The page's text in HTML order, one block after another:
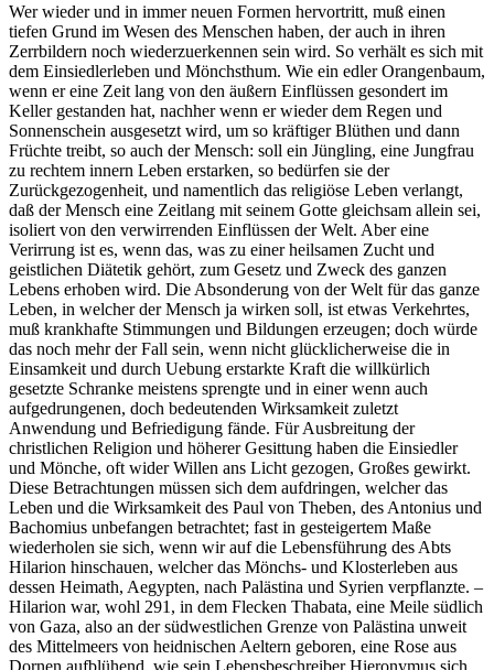
Wer wieder und in immer neuen Formen hervortritt, muß einen
tiefen Grund im Wesen des Menschen haben, der auch in ihren
Zerrbildern noch wiederzuerkennen sein wird. So verhält es sich mit
dem Einsiedlerleben und Mönchsthum. Wie ein edler Orangenbaum,
wenn er eine Zeit lang von den äußern Einflüssen gesondert im
Keller gestanden hat, nachher wenn er wieder dem Regen und
Sonnenschein ausgesetzt wird, um so kräftiger Blüthen und dann
Früchte treibt, so auch der Mensch: soll ein Jüngling, eine Jungfrau
zu rechtem innern Leben erstarken, so bedürfen sie der
Zurückgezogenheit, und namentlich das religiöse Leben verlangt,
daß der Mensch eine Zeitlang mit seinem Gotte gleichsam allein sei,
isoliert von den verwirrenden Einflüssen der Welt. Aber eine
Verirrung ist es, wenn das, was zu einer heilsamen Zucht und
geistlichen Diätetik gehört, zum Gesetz und Zweck des ganzen
Lebens erhoben wird. Die Absonderung von der Welt für das ganze
Leben, in welcher der Mensch ja wirken soll, ist etwas Verkehrtes,
muß krankhafte Stimmungen und Bildungen erzeugen; doch würde
das noch mehr der Fall sein, wenn nicht glücklicherweise die in
Einsamkeit und durch Uebung erstarkte Kraft die willkürlich
gesetzte Schranke meistens sprengte und in einer wenn auch
aufgedrungenen, doch bedeutenden Wirksamkeit zuletzt
Anwendung und Befriedigung fände. Für Ausbreitung der
christlichen Religion und höherer Gesittung haben die Einsiedler
und Mönche, oft wider Willen ans Licht gezogen, Großes gewirkt.
Diese Betrachtungen müssen sich dem aufdringen, welcher das
Leben und die Wirksamkeit des Paul von Theben, des Antonius und
Bachomius unbefangen betrachtet; fast in gesteigertem Maße
wiederholen sie sich, wenn wir auf die Lebensführung des Abts
Hilarion hinschauen, welcher das Mönchs- und Klosterleben aus
dessen Heimath, Aegypten, nach Palästina und Syrien verpflanzte. –
Hilarion war, wohl 291, in dem Flecken Thabata, eine Meile südlich
von Gaza, also an der südwestlichen Grenze von Palästina unweit
des Mittelmeers von heidnischen Aeltern geboren, eine Rose aus
Dornen aufblühend, wie sein Lebensbeschreiber Hieronymus sich